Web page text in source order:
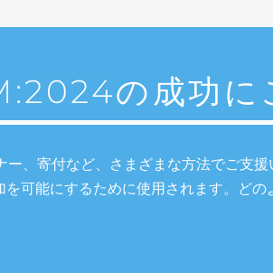
の成功に
ー、寄付など、さまざまな方法でご支
可能にするために使用されます。ど